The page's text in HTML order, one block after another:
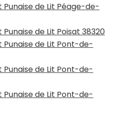
de Lit Péage-de-
de Lit Poisat 38320
de Lit Pont-de-
de Lit Pont-de-
de Lit Pont-de-